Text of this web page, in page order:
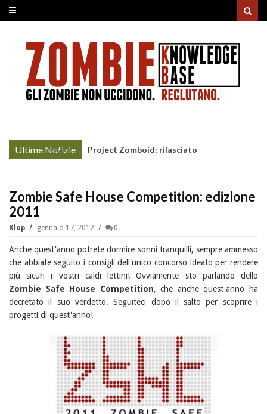
Ultime Notizie
More »
Project Zomboid: rilasciato
Zombie Safe House Competition: edizione
2011
Klop gennaio 17, 2012 0
Anche quest'anno potrete dormire sonni tranquilli, sempre ammesso
che abbiate seguito i consigli dell'unico concorso ideato per rendere
più sicuri i vostri caldi lettini! Ovviamente sto parlando dello
Zombie Safe House Competition, che anche quest'anno ha
decretato il suo verdetto. Seguiteci dopo il salto per scoprire i
progetti di quest'anno!